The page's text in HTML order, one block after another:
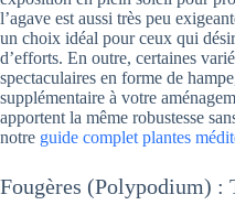
l’agave est aussi très peu
un choix idéal pour ceux qui
d’efforts. En outre, certaines
spectaculaires en forme de
supplémentaire à votre
apportent la même robustesse
notre guide complet plantes
Fougères (Polypodium) :